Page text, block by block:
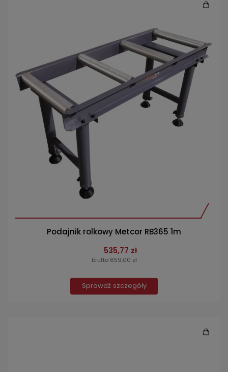
Podajnik rolkowy Metcor RB365 1m
535,77 zł
brutto 659,00 zł
Sprawdź szczegóły